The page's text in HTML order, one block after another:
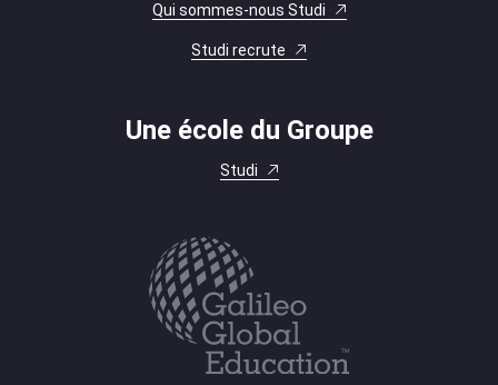
Qui sommes-nous Studi
Studi recrute
Une école du Groupe
Studi